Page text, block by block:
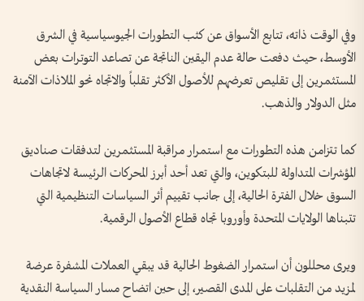
وفي الوقت ذاته، تتابع الأسواق عن كثب التطورات الجيوسياسية في الشرق
الأوسط، حيث دفعت حالة عدم اليقين الناتجة عن تصاعد التوترات بعض
المستثمرين إلى تقليص تعرضهم للأصول الأكثر تقلباً والاتجاه نحو الملاذات الآمنة
مثل الدولار والذهب.
كما تتزامن هذه التطورات مع استمرار مراقبة المستثمرين لتدفقات صناديق
المؤشرات المتداولة للبتكوين، والتي تعد أحد أبرز المحركات الرئيسة لاتجاهات
السوق خلال الفترة الحالية، إلى جانب تقييم أثر السياسات التنظيمية التي
تتبناها الولايات المتحدة وأوروبا تجاه قطاع الأصول الرقمية.
ويرى محللون أن استمرار الضغوط الحالية قد يبقي العملات المشفرة عرضة
لمزيد من التقلبات على المدى القصير، إلى حين اتضاح مسار السياسة النقدية